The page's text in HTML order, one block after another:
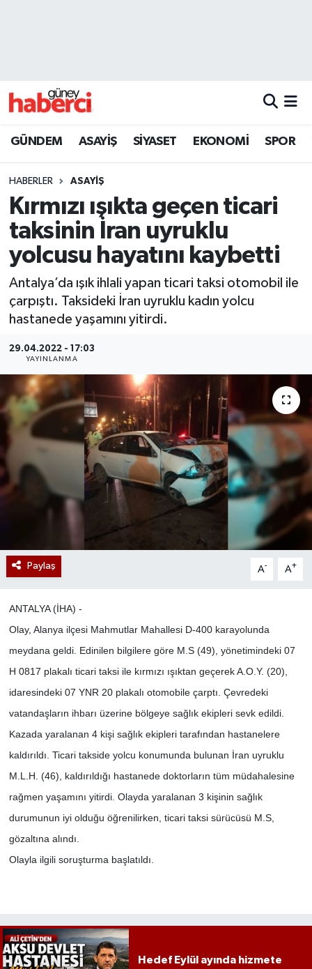
GÜNDEM ASAYİŞ SİYASET EKONOMİ SPOR
HABERLER ASAYİŞ
Kırmızı ışıkta geçen ticari
taksinin İran uyruklu
yolcusu hayatını kaybetti
Antalya’da ışık ihlali yapan ticari taksi otomobil ile
çarpıştı. Taksideki İran uyruklu kadın yolcu
hastanede yaşamını yitirdi.
29.04.2022 - 17:03
YAYINLANMA
Paylaş A- A+
ANTALYA (İHA) -
Olay, Alanya ilçesi Mahmutlar Mahallesi D-400 karayolunda
meydana geldi. Edinilen bilgilere göre M.S (49), yönetimindeki 07
H 0817 plakalı ticari taksi ile kırmızı ışıktan geçerek A.O.Y. (20),
idaresindeki 07 YNR 20 plakalı otomobile çarptı. Çevredeki
vatandaşların ihbarı üzerine bölgeye sağlık ekipleri sevk edildi.
Kazada yaralanan 4 kişi sağlık ekipleri tarafından hastanelere
kaldırıldı. Ticari takside yolcu konumunda bulunan İran uyruklu
M.L.H. (46), kaldırıldığı hastanede doktorların tüm müdahalesine
rağmen yaşamını yitirdi. Olayda yaralanan 3 kişinin sağlık
durumunun iyi olduğu öğrenilirken, ticari taksi sürücüsü M.S,
gözaltına alındı.
Olayla ilgili soruşturma başlatıldı.
Hedef Eylül ayında hizmete
Beyoğlu Trafik Yoğunluk Haritası
Son Dakika Haberleri
Haber Arşivi